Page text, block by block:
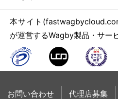
本サイト
が運営するWagby製品・サー
お問い合わせ 代理店募集